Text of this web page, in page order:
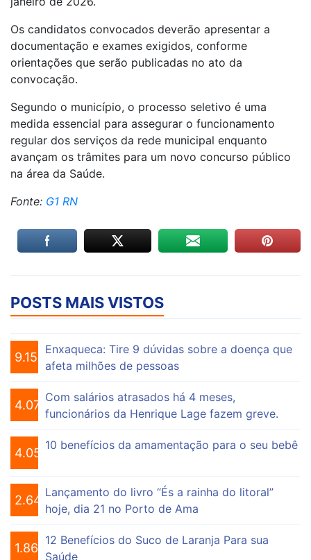
Os candidatos convocados deverão apresentar a
documentação e exames exigidos, conforme
orientações que serão publicadas no ato da
convocação.
Segundo o município, o processo seletivo é uma
medida essencial para assegurar o funcionamento
regular dos serviços da rede municipal enquanto
avançam os trâmites para um novo concurso público
na área da Saúde.
Fonte: G1 RN
POSTS MAIS VISTOS
9.154
Enxaqueca: Tire 9 dúvidas sobre a doença que
afeta milhões de pessoas
4.074
Com salários atrasados há 4 meses,
funcionários da Henrique Lage fazem greve.
4.055
10 benefícios da amamentação para o seu bebê
2.649
Lançamento do livro “És a rainha do litoral”
hoje, dia 21 no Porto de Ama
1.863
12 Benefícios do Suco de Laranja Para sua
Saúde